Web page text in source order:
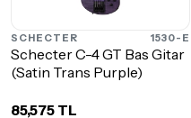
SCHECTER 1530-E
Schecter C-4 GT Bas Gitar
(Satin Trans Purple)
85,575 TL